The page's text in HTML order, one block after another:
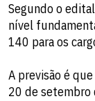
Segundo o
nível
140 para os
A previsão é
20 de setembro